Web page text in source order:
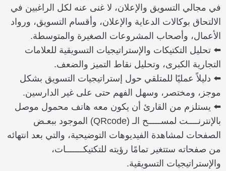
في مجالي التسويق والإعلان، لا غنى عنه لكل الراغبين في
الالتحاق بوكالات الدعاية والإعلان، وأقسام التسويق، ورواد
الأعمال، وأصحاب المشروعات الصغيرة والمتوسطة.
⬅️ تحليل التكتيكات والإستراتيجيات التسويقية للعلامات
التجارية الكبرى، وتحليل نقاط التميز والضعف.
⬅️ دليلاً عمليًا للمتلقي حول إستراتيجيات التسويق بشكل
موجز، ومختصر، وسهل الفهم حتى على غير الدارسين.
⬅️ يستلزم من القارئ أن يكون معه هاتف محمول موصل
بالإنترنــــت لمســـــح الـ (QRcode) الموجود ببعـض
الصفحات لمشاهدة الفيديوهات التوضيحية، والتي بعد انتهائه
من صفحاته ستتغير تمامًا رؤيته للتكتيكـــــــات،
والإستراتيجيات التسويقية.